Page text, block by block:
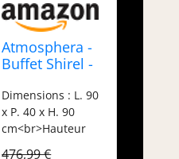
Atmosphera -
Buffet Shirel -
sculpté
Dimensions : L. 90
x P. 40 x H. 90
cm<br>Hauteur
476,99 €